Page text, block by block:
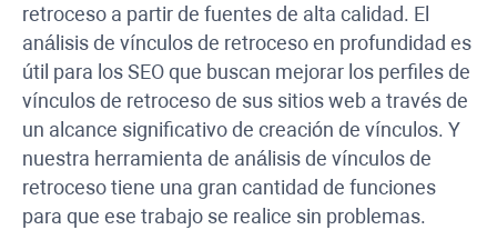
retroceso a partir de fuentes de alta calidad. El
análisis de vínculos de retroceso en profundidad es
útil para los SEO que buscan mejorar los perfiles de
vínculos de retroceso de sus sitios web a través de
un alcance significativo de creación de vínculos. Y
nuestra herramienta de análisis de vínculos de
retroceso tiene una gran cantidad de funciones
para que ese trabajo se realice sin problemas.